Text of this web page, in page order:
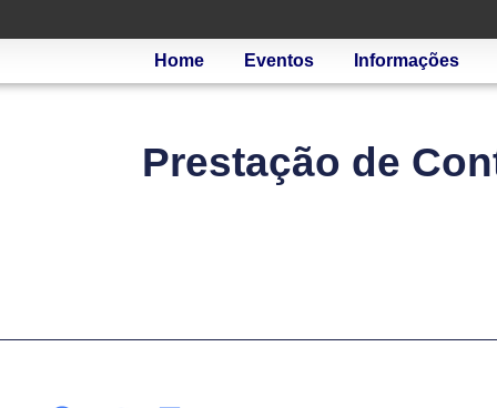
Home Eventos Informações
Prestação de